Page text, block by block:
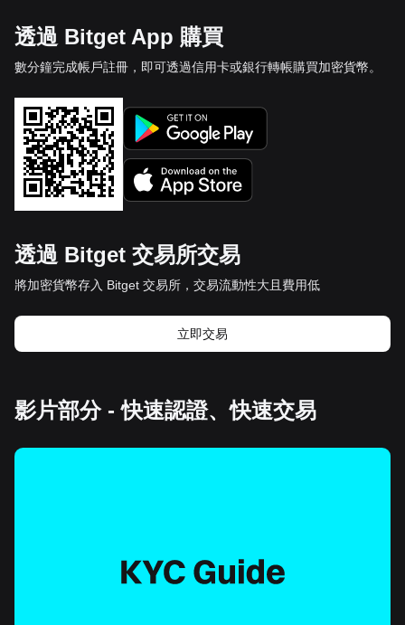
透過 Bitget App 購買
數分鐘完成帳戶註冊，即可透過信用卡或銀行轉帳購買加密貨幣。
透過 Bitget 交易所交易
將加密貨幣存入 Bitget 交易所，交易流動性大且費用低
立即交易
影片部分 - 快速認證、快速交易